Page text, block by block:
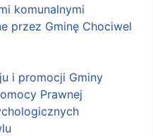
komunalnymi
przez Gminę Chociwel
i promocji Gminy
Prawnej